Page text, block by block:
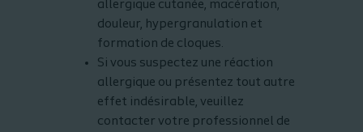
allergique cutanée, macération,
douleur, hypergranulation et
formation de cloques.
Si vous suspectez une réaction
allergique ou présentez tout autre
effet indésirable, veuillez
contacter votre professionnel de